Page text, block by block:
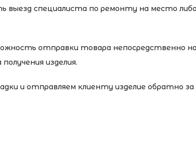
специалиста по ремонту на место
отправки товара непосредственно
изделия.
и отправляем клиенту изделие обратно за